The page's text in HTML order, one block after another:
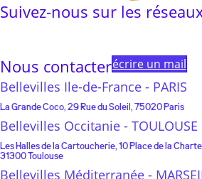
Suivez-nous sur les
Nous contacterécrire un mail
Bellevilles Ile-de-France - PARIS
La Grande Coco, 29 Rue du Soleil, 75020 Paris
Bellevilles Occitanie - TOULOUSE
Les Halles de la Cartoucherie, 10 Place de la
31300 Toulouse
Bellevilles Méditerranée -